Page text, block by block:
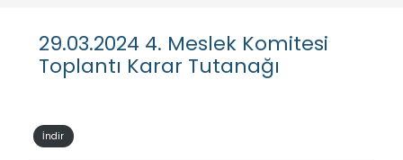
29.03.2024 4. Meslek Komitesi
Toplantı Karar Tutanağı
İndir